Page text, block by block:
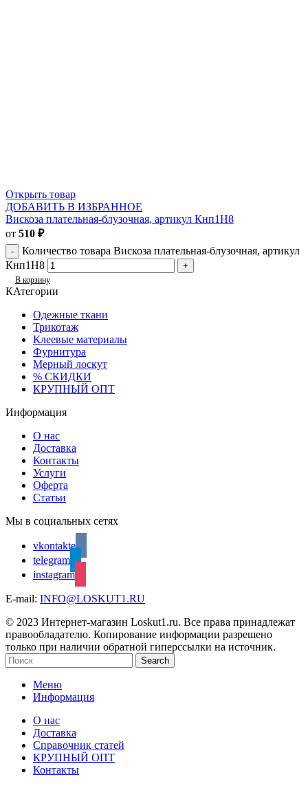
Открыть товар
ДОБАВИТЬ В ИЗБРАННОЕ
Вискоза плательная-блузочная, артикул Кнп1Н8
от 510 ₽
Количество товара Вискоза плательная-блузочная, артикул
Кнп1Н8
В корзину
КАтегории
Одежные ткани
Трикотаж
Клеевые материалы
Фурнитура
Мерный лоскут
% СКИДКИ
КРУПНЫЙ ОПТ
Информация
О нас
Доставка
Контакты
Услуги
Оферта
Статьи
Мы в социальных сетях
vkontakte
telegram
instagram
E-mail: INFO@LOSKUT1.RU
© 2023 Интернет-магазин Loskut1.ru. Все права принадлежат
правообладателю. Копирование информации разрешено
только при наличии обратной гиперссылки на источник.
Search
Меню
Информация
О нас
Доставка
Справочник статей
КРУПНЫЙ ОПТ
Контакты